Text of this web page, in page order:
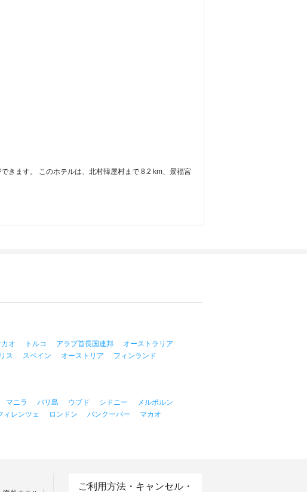
きます。 このホテルは、北村韓屋村まで 8.2 km、景福宮
カオ トルコ アラブ首長国連邦
オーストラリア
ス スペイン オーストリア
フィンランド
マニラ バリ島 ウブド シドニー
メルボルン
ィレンツェ ロンドン バンクーバー
マカオ